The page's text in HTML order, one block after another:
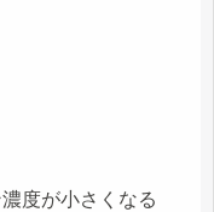
度が小さくなる